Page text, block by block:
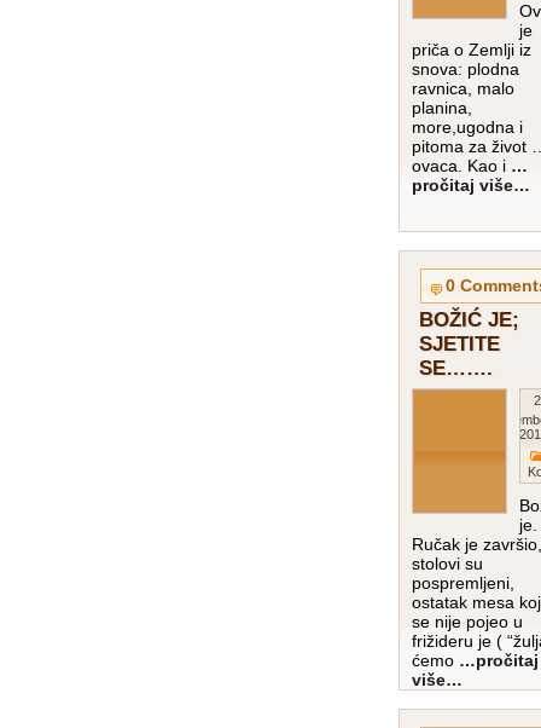
je
priča o Zemlji iz
snova: plodna
ravnica, malo
planina,
more,ugodna i
pitoma za život
ovaca. Kao i …
pročitaj više…
0
BOŽIĆ JE;
SJETITE
SE…….
je.
Ručak je završio,
stolovi su
pospremljeni,
ostatak mesa
se nije pojeo u
frižideru je (
ćemo …pročitaj
više…